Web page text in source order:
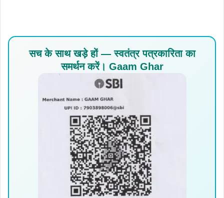
सच के साथ खड़े हों — स्वतंत्र पत्रकारिता का
समर्थन करें। Gaam Ghar